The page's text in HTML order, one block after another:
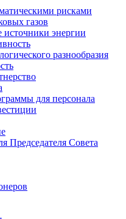
рисками
газов
энергии
разнообразия
для персонала
Председателя Совета